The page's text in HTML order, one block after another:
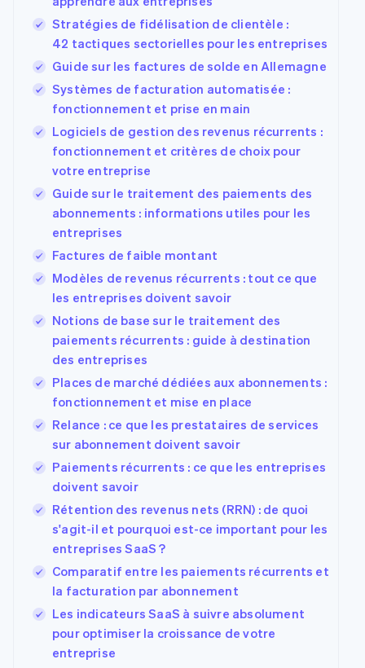
Stratégies de fidélisation de clientèle :
42 tactiques sectorielles pour les entreprises
Guide sur les factures de solde en Allemagne
Systèmes de facturation automatisée :
fonctionnement et prise en main
Logiciels de gestion des revenus récurrents :
fonctionnement et critères de choix pour
votre entreprise
Guide sur le traitement des paiements des
abonnements : informations utiles pour les
entreprises
Factures de faible montant
Modèles de revenus récurrents : tout ce que
les entreprises doivent savoir
Notions de base sur le traitement des
paiements récurrents : guide à destination
des entreprises
Places de marché dédiées aux abonnements :
fonctionnement et mise en place
Relance : ce que les prestataires de services
sur abonnement doivent savoir
Paiements récurrents : ce que les entreprises
doivent savoir
Rétention des revenus nets (RRN) : de quoi
s'agit-il et pourquoi est-ce important pour les
entreprises SaaS ?
Comparatif entre les paiements récurrents et
la facturation par abonnement
Les indicateurs SaaS à suivre absolument
pour optimiser la croissance de votre
entreprise